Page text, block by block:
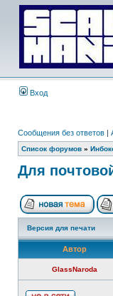
Вход
Сообщения без ответов |
Список форумов »
Для
Версия для печати
Автор
GlassNaroda